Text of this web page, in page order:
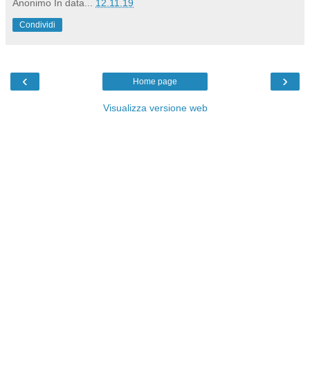
Anonimo In data... 12.11.19
Condividi
‹ ›
Home page
Visualizza versione web